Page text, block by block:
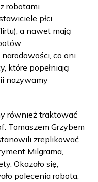
robotami
płci
a nawet mają
co oni
które popełniają
nazywamy
również traktować
Tomaszem Grzybem
zreplikować
Milgrama,
Okazało się,
polecenia robota,